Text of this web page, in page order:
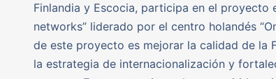
Finlandia y Escocia, participa en el proyecto
networks” liderado por el centro holandés
de este proyecto es mejorar la calidad de la
la estrategia de internacionalización y